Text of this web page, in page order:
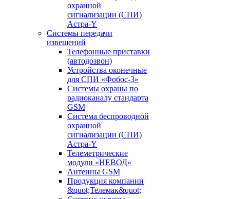
охранной
сигнализации (СПИ)
Астра-Y
Системы передачи
извещений
Телефонные приставки
(автодозвон)
Устройства оконечные
для СПИ «Фобос-3»
Системы охраны по
радиоканалу стандарта
GSM
Система беспроводной
охранной
сигнализации (СПИ)
Астра-Y
Телеметрические
модули «НЕВОД»
Антенны GSM
Продукция компании
&quot;Телемак&quot;